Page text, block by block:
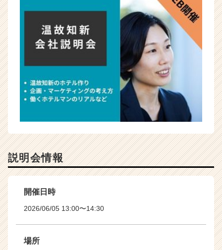
説明会情報
開催日時
2026/06/05 13:00〜14:30
場所